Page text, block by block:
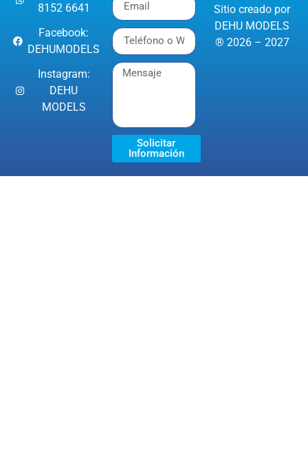
8152 6641
Facebook:
DEHUMODELS
Instagram:
DEHU
MODELS
Solicitar
Información
Sitio creado por
DEHU MODELS
® 2026 – 2027